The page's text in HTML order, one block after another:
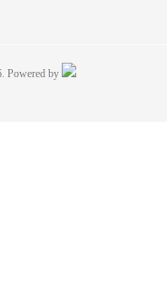
Powered by